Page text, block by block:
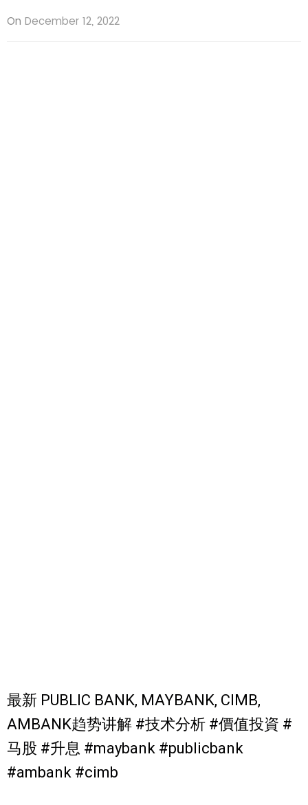
On December 12, 2022
最新 PUBLIC BANK, MAYBANK, CIMB,
AMBANK趋势讲解 #技术分析 #價值投資 #
马股 #升息 #maybank #publicbank
#ambank #cimb